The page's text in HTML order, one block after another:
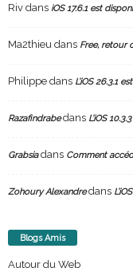
Riv dans iOS 17.6.1 est
Ma2thieu dans Free, retour
Philippe dans L’iOS 26.3.1
Razafindrabedans L’iOS
Grabsiadans Comment
Zohoury Alexandredans
Blogs Amis
Autour du Web